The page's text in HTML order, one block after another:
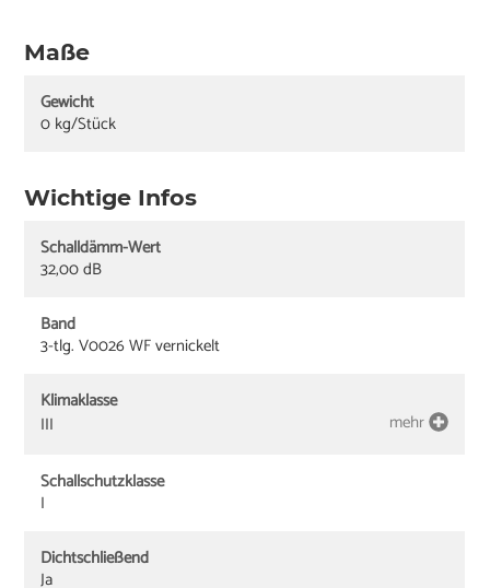
Maße
Gewicht
0 kg/Stück
Wichtige Infos
Schalldämm-Wert
32,00 dB
Band
3-tlg. V0026 WF vernickelt
Klimaklasse
III
mehr
Schallschutzklasse
I
Dichtschließend
Ja